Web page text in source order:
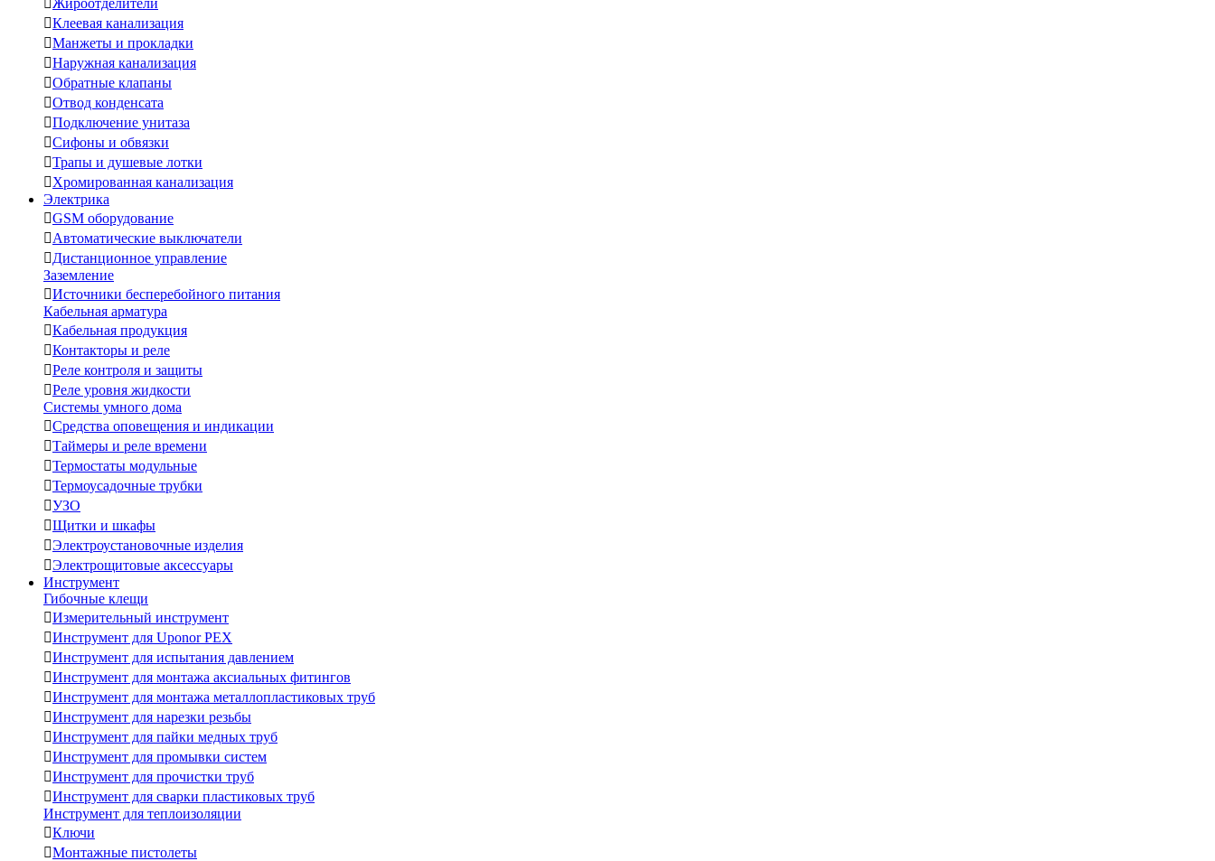
Жироотделители
Клеевая канализация
Манжеты и прокладки
Наружная канализация
Обратные клапаны
Отвод конденсата
Подключение унитаза
Сифоны и обвязки
Трапы и душевые лотки
Хромированная канализация
Электрика
GSM оборудование
Автоматические выключатели
Дистанционное управление
Заземление
Источники бесперебойного питания
Кабельная арматура
Кабельная продукция
Контакторы и реле
Реле контроля и защиты
Реле уровня жидкости
Системы умного дома
Средства оповещения и индикации
Таймеры и реле времени
Термостаты модульные
Термоусадочные трубки
УЗО
Щитки и шкафы
Электроустановочные изделия
Электрощитовые аксессуары
Инструмент
Гибочные клещи
Измерительный инструмент
Инструмент для Uponor PEX
Инструмент для испытания давлением
Инструмент для монтажа аксиальных фитингов
Инструмент для монтажа металлопластиковых труб
Инструмент для нарезки резьбы
Инструмент для пайки медных труб
Инструмент для промывки систем
Инструмент для прочистки труб
Инструмент для сварки пластиковых труб
Инструмент для теплоизоляции
Ключи
Монтажные пистолеты